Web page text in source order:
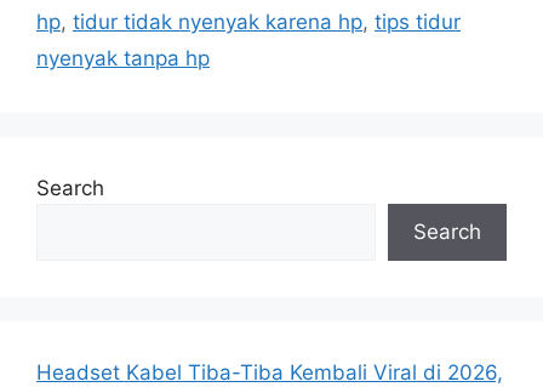
hp, tidur tidak nyenyak karena hp, tips tidur
nyenyak tanpa hp
Search
Search
Headset Kabel Tiba-Tiba Kembali Viral di 2026,